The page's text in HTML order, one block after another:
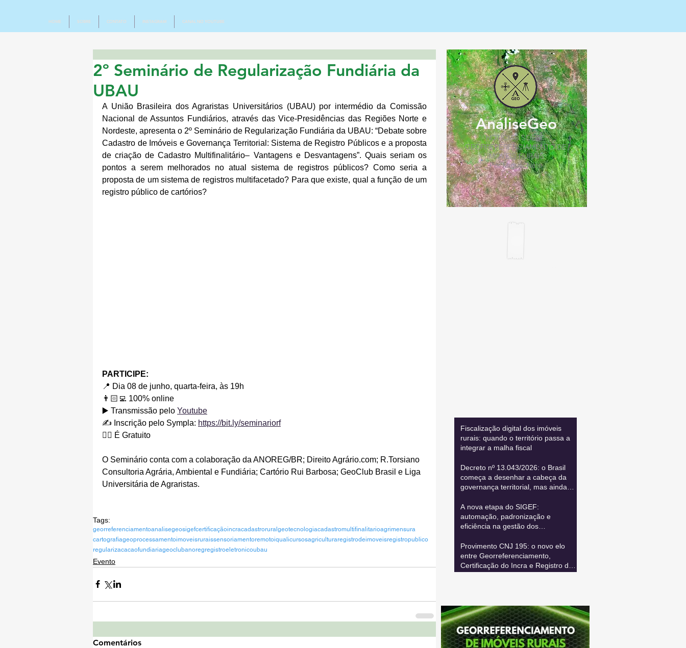
HOME SOBRE CONTATO INSTAGRAM CANAL NO YOUTUBE
2º Seminário de Regularização Fundiária da
UBAU
A União Brasileira dos Agraristas Universitários (UBAU) por intermédio da Comissão
Nacional de Assuntos Fundiários, através das Vice-Presidências das Regiões Norte e
Nordeste, apresenta o 2º Seminário de Regularização Fundiária da UBAU: “Debate sobre
Cadastro de Imóveis e Governança Territorial: Sistema de Registro Públicos e a proposta
de criação de Cadastro Multifinalitário– Vantagens e Desvantagens”. Quais seriam os
pontos a serem melhorados no atual sistema de registros públicos? Como seria a
proposta de um sistema de registros multifacetado? Para que existe, qual a função de um
registro público de cartórios?
PARTICIPE:
📍 Dia 08 de junho, quarta-feira, às 19h
👨🏻‍💻 100% online
▶️ Transmissão pelo Youtube
✍️ Inscrição pelo Sympla: https://bit.ly/seminariorf
👍🏽 É Gratuito
O Seminário conta com a colaboração da ANOREG/BR; Direito Agrário.com; R.Torsiano
Consultoria Agrária, Ambiental e Fundiária; Cartório Rui Barbosa; GeoClub Brasil e Liga
Universitária de Agraristas.
Tags:
georreferenciamentoanalisegeosigefcertificaçãoincracadastrorural geotecnologiacadastromultifinalitarioagrimensura
cartografiageoprocessamentoimoveisruraissensoriamentoremotoiqualicursosagriculturaregistrodeimoveisregistropublico
regularizacacaofundiariageoclubanoregregistroeletronicoubau
Evento
Comentários
AnáliseGeo
NOTÍCIAS SOBRE
GEORREFERENCIAMENTO DE
IMÓVEIS RURAIS
Por Miguel Neto
Fiscalização digital dos imóveis
rurais: quando o território passa a
integrar a malha fiscal
Decreto nº 13.043/2026: o Brasil
começa a desenhar a cabeça da
governança territorial, mas ainda
sistemas vitais
A nova etapa do SIGEF:
automação, padronização e
eficiência na gestão dos
Provimento CNJ 195: o novo elo
entre Georreferenciamento,
Certificação do Incra e Registro de